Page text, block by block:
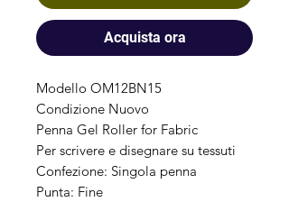
Acquista ora
Modello OM12BN15
Condizione Nuovo
Penna Gel Roller for Fabric
Per scrivere e disegnare su tessuti
Confezione: Singola penna
Punta: Fine